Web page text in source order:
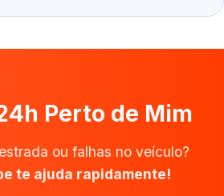
Perto de Mim
ou falhas no veículo?
te ajuda rapidamente!